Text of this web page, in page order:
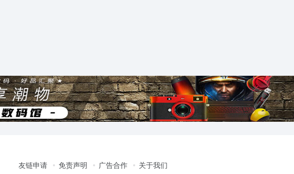
友链申请 免责声明 广告合作 关于我们